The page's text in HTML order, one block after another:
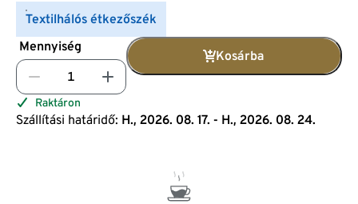
Textilhálós étkezőszék
Mennyiség
Kosárba
Raktáron
Szállítási határidő: H., 2026. 08. 17. - H., 2026. 08. 24.